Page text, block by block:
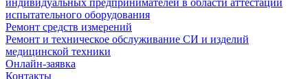
испытательного оборудования
Ремонт средств измерений
Ремонт и техническое обслуживание СИ и изделий
медицинской техники
Онлайн-заявка
Контакты